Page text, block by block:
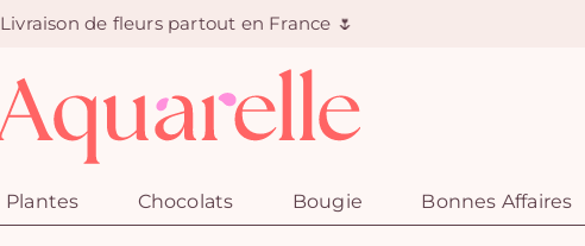
Livraison de fleurs partout en France 🌷
Plantes Chocolats Bougie Bonnes Affaires